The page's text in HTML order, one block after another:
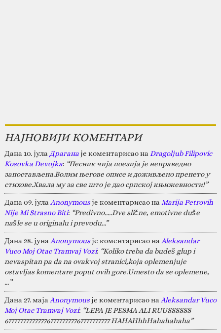
НАЈНОВИЈИ КОМЕНТАРИ
Дана 10. јула Драганаје коментарисао на Dragoljub Filipovic
Kosovka Devojka: “Песник чија поезија је неправедно
запостављена.Волим његове описе и доживљено пренето у
стихове.Хвала му за све што је дао српској књижевности!”
Дана 09. јула Anonymousје коментарисао на Marija Petrovih
Nije Mi Strasno Biti: “Predivno.....Dve slične, emotivne duše
našle se u originalu i prevodu...”
Дана 28. јуна Anonymousје коментарисао на Aleksandar
Vuco Moj Otac Tramvaj Vozi: “Koliko treba da budeš glup i
nevaspitan pa da na ovakvoj stranici,koja oplemenjuje
ostavljas komentare poput ovih gore.Umesto da se oplemene,
…”
Дана 27. маја Anonymousје коментарисао на Aleksandar Vuco
Moj Otac Tramvaj Vozi: “LEPA JE PESMA ALI RUUSSSSSS
67777777777777677777777767777777777 HAHAHhhHahahahaha”